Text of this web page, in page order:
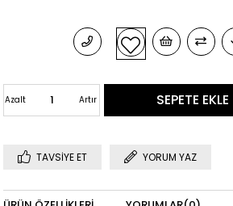
Artır
Azalt
TAVSIYE ET YORUM YAZ